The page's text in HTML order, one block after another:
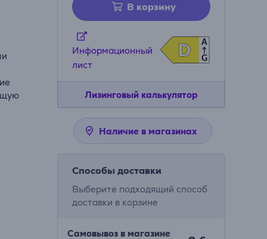
В корзину
Информационный
лист
D
D A
G
Лизинговый калькулятор
Наличие в магазинах
Способы доставки
Выберите подходящий способ
доставки в корзине
Самовывоз в магазине